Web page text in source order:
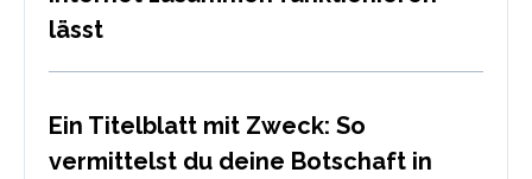
lässt
Ein Titelblatt mit Zweck: So
vermittelst du deine Botschaft in